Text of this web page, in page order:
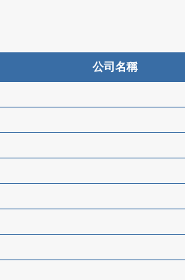
公司名稱